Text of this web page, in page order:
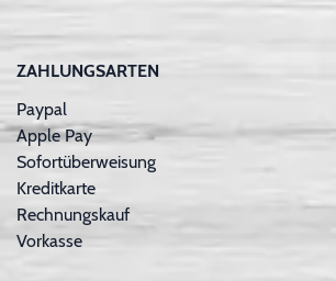
ZAHLUNGSARTEN
Paypal
Apple Pay
Sofortüberweisung
Kreditkarte
Rechnungskauf
Vorkasse